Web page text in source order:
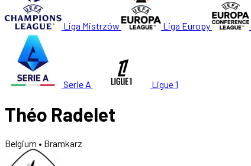
Liga Mistrzów Liga Europy
Serie A Ligue 1
Théo Radelet
Belgium • Bramkarz